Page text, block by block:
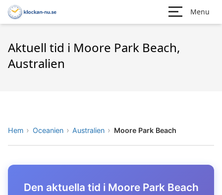
Menu
Aktuell tid i Moore Park Beach,
Australien
Hem Oceanien Australien Moore Park Beach
Den aktuella tid i Moore Park Beach